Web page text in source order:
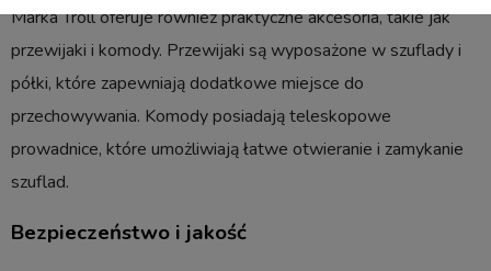
Marka Troll oferuje również praktyczne akcesoria, takie jak
przewijaki i komody. Przewijaki są wyposażone w szuflady i
półki, które zapewniają dodatkowe miejsce do
przechowywania. Komody posiadają teleskopowe
prowadnice, które umożliwiają łatwe otwieranie i zamykanie
szuflad.
Bezpieczeństwo i jakość